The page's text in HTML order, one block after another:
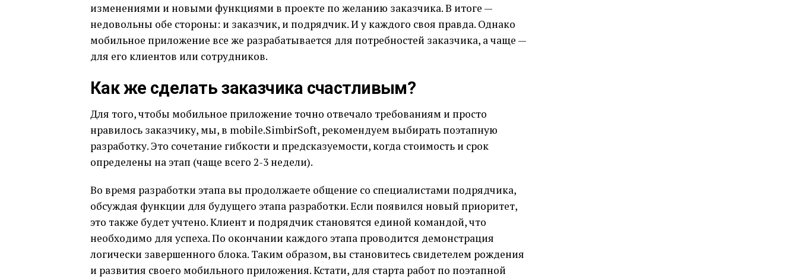
изменениями и новыми функциями в проекте по желанию заказчика. В итоге —
недовольны обе стороны: и заказчик, и подрядчик. И у каждого своя правда. Однако
мобильное приложение все же разрабатывается для потребностей заказчика, а чаще —
для его клиентов или сотрудников.
Как же сделать заказчика счастливым?
Для того, чтобы мобильное приложение точно отвечало требованиям и просто
нравилось заказчику, мы, в mobile.SimbirSoft, рекомендуем выбирать поэтапную
разработку. Это сочетание гибкости и предсказуемости, когда стоимость и срок
определены на этап (чаще всего 2-3 недели).
Во время разработки этапа вы продолжаете общение со специалистами подрядчика,
обсуждая функции для будущего этапа разработки. Если появился новый приоритет,
это также будет учтено. Клиент и подрядчик становятся единой командой, что
необходимо для успеха. По окончании каждого этапа проводится демонстрация
логически завершенного блока. Таким образом, вы становитесь свидетелем рождения
и развития своего мобильного приложения. Кстати, для старта работ по поэтапной